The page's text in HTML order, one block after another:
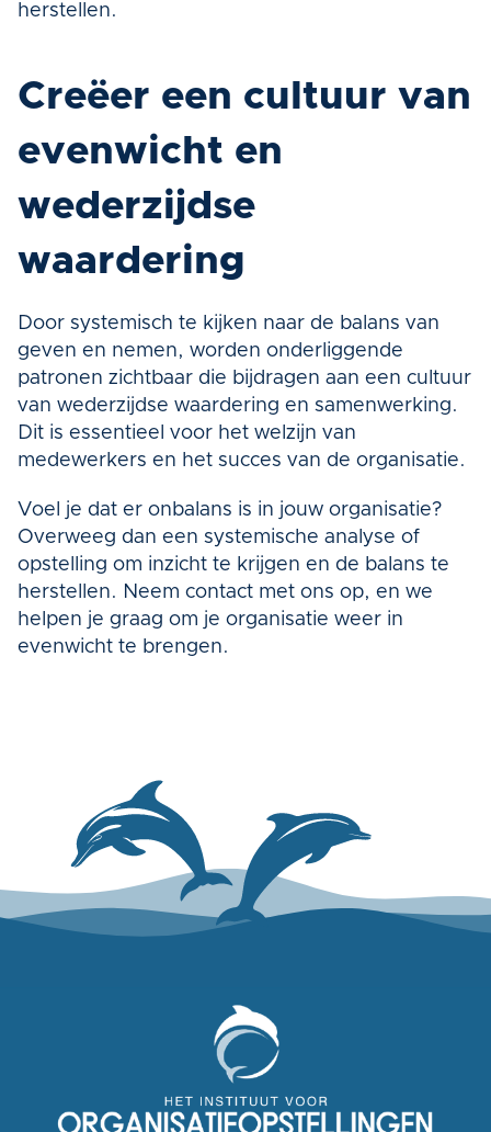
herstellen.
Creëer een cultuur van
evenwicht en
wederzijdse
waardering
Door systemisch te kijken naar de balans van
geven en nemen, worden onderliggende
patronen zichtbaar die bijdragen aan een cultuur
van wederzijdse waardering en samenwerking.
Dit is essentieel voor het welzijn van
medewerkers en het succes van de organisatie.
Voel je dat er onbalans is in jouw organisatie?
Overweeg dan een systemische analyse of
opstelling om inzicht te krijgen en de balans te
herstellen. Neem contact met ons op, en we
helpen je graag om je organisatie weer in
evenwicht te brengen.